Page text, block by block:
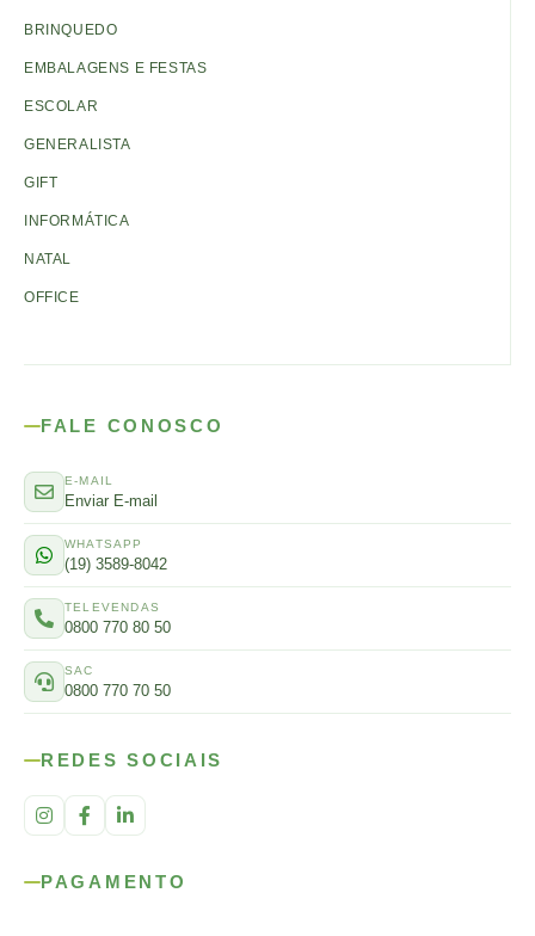
BRINQUEDO
EMBALAGENS E FESTAS
ESCOLAR
GENERALISTA
GIFT
INFORMÁTICA
NATAL
OFFICE
FALE CONOSCO
E-MAIL
Enviar E-mail
WHATSAPP
(19) 3589-8042
TELEVENDAS
0800 770 80 50
SAC
0800 770 70 50
REDES SOCIAIS
PAGAMENTO